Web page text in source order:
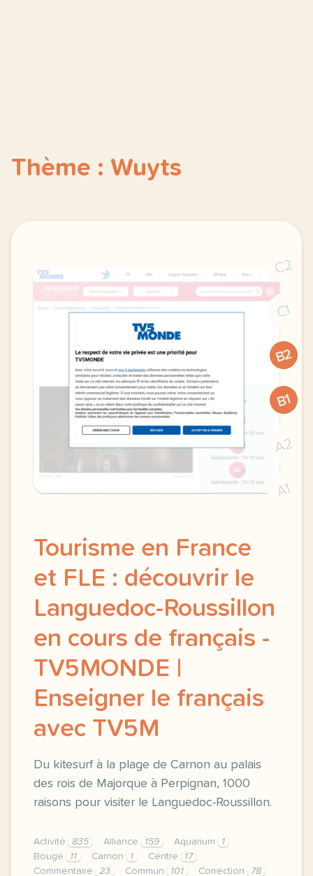
Thème : Wuyts
C2
C1
B2
B1
A2
A1
Tourisme en France
et FLE : découvrir le
Languedoc-Roussillon
en cours de français -
TV5MONDE |
Enseigner le français
avec TV5M
Du kitesurf à la plage de Carnon au palais
des rois de Majorque à Perpignan, 1000
raisons pour visiter le Languedoc-Roussillon.
Activité 835 Alliance 159 Aquarium
1
Bouge
11 Carnon 1 Centre
17
Commentaire
23 Commun 101 Correction
78